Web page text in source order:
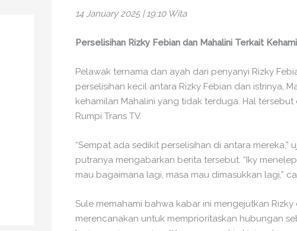
14 January 2025 | 19:10 Wita
Perselisihan Rizky Febian dan Mahalini Terkait
Pelawak ternama dan ayah dari penyanyi Rizky
perselisihan kecil antara Rizky Febian dan istrinya,
kehamilan Mahalini yang tidak terduga. Hal
Rumpi Trans TV.
“Sempat ada sedikit perselisihan di antara
putranya mengabarkan berita tersebut. “Iky
mau bagaimana lagi, masa mau dimasukkan lagi,”
Sule memahami bahwa kabar ini mengejutkan
merencanakan untuk memprioritaskan hubungan